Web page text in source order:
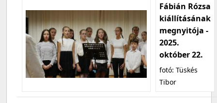
Fábián Rózsa
kiállításának
megnyitója -
2025.
október 22.
fotó: Tüskés
Tibor